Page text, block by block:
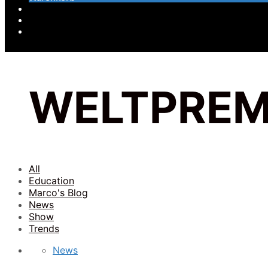
All
Education
Marco's Blog
News
Show
Trends
News